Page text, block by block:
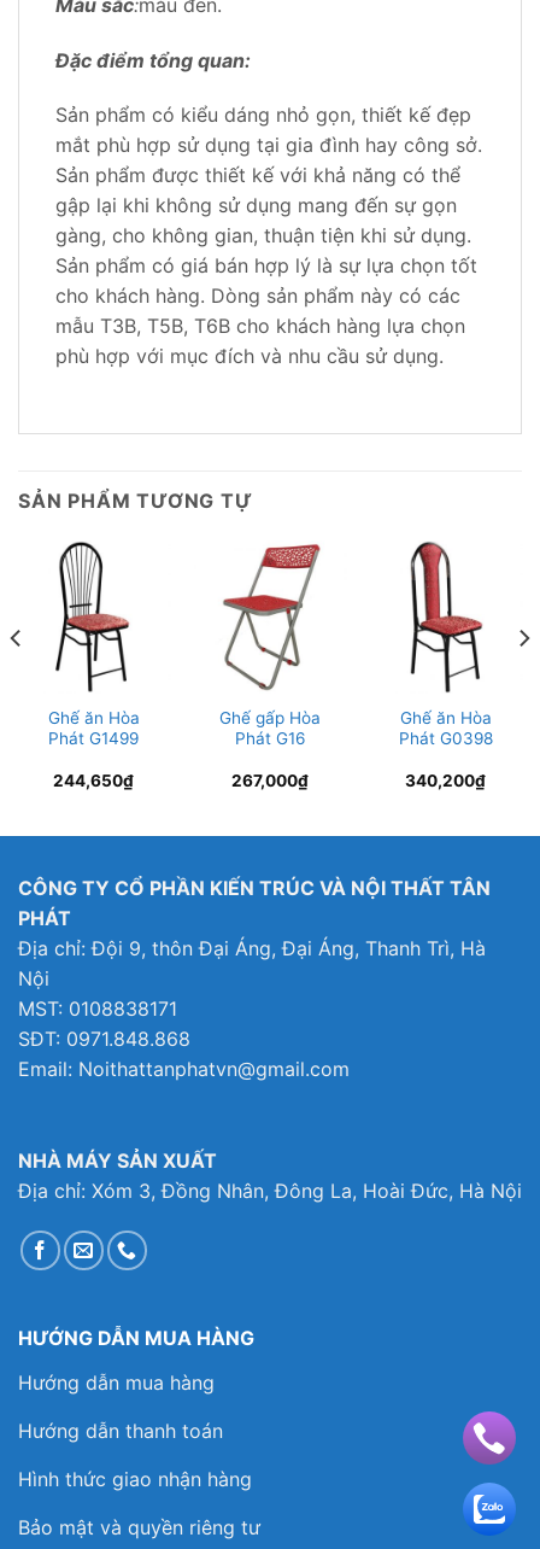
Đặc điểm tổng quan:
Sản phẩm có kiểu dáng nhỏ gọn, thiết kế đẹp
mắt phù hợp sử dụng tại gia đình hay công sở.
Sản phẩm được thiết kế với khả năng có thể
gập lại khi không sử dụng mang đến sự gọn
gàng, cho không gian, thuận tiện khi sử dụng.
Sản phẩm có giá bán hợp lý là sự lựa chọn tốt
cho khách hàng. Dòng sản phẩm này có các
mẫu T3B, T5B, T6B cho khách hàng lựa chọn
phù hợp với mục đích và nhu cầu sử dụng.
SẢN PHẨM TƯƠNG TỰ
Ghế ăn Hòa
Phát G1499
244,650₫
Ghế gấp Hòa
Phát G16
267,000₫
Ghế ăn Hòa
Phát G0398
340,200₫
CÔNG TY CỔ PHẦN KIẾN TRÚC VÀ NỘI THẤT TÂN
PHÁT
Địa chỉ: Đội 9, thôn Đại Áng, Đại Áng, Thanh Trì, Hà
Nội
MST: 0108838171
SĐT: 0971.848.868
Email: Noithattanphatvn@gmail.com
NHÀ MÁY SẢN XUẤT
Địa chỉ: Xóm 3, Đồng Nhân, Đông La, Hoài Đức, Hà Nội
HƯỚNG DẪN MUA HÀNG
Hướng dẫn mua hàng
Hướng dẫn thanh toán
Hình thức giao nhận hàng
Bảo mật và quyền riêng tư